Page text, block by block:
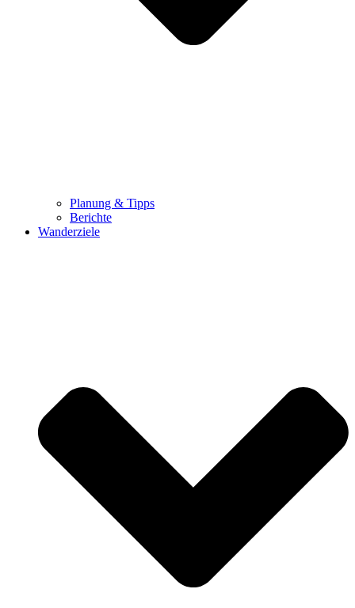
Planung & Tipps
Berichte
Wanderziele